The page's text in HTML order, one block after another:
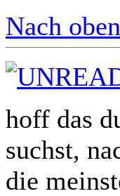
Nach oben
hoff das
suchst,
die